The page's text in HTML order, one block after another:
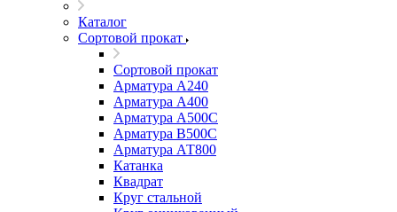
Каталог
Сортовой прокат
Сортовой прокат
Арматура А240
Арматура А400
Арматура А500C
Арматура В500С
Арматура АТ800
Катанка
Квадрат
Круг стальной